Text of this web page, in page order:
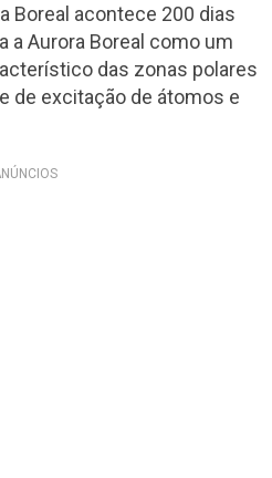
Boreal acontece 200 dias
a Aurora Boreal como um
das zonas polares
de excitação de átomos e